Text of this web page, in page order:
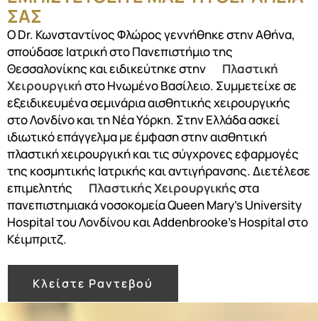
ΣΑΣ
Ο Dr. Κωνσταντίνος Φλώρος γεννήθηκε στην Αθήνα,
σπούδασε Ιατρική στο Πανεπιστήμιο της
Θεσσαλονίκης και ειδικεύτηκε στην
Πλαστική
Χειρουργικήστο Ηνωμένο Βασίλειο. Συμμετείχε σε
εξειδικευμένα σεμινάρια αισθητικής χειρουργικής
στο Λονδίνο και τη Νέα Υόρκη. Στην Ελλάδα ασκεί
ιδιωτικό επάγγελμα με έμφαση στην αισθητική
πλαστική χειρουργική και τις σύγχρονες εφαρμογές
της κοσμητικής Ιατρικής και αντιγήρανσης. Διετέλεσε
επιμελητής
Πλαστικής Χειρουργικήςστα
πανεπιστημιακά νοσοκομεία Queen Mary’s University
Hospital του Λονδίνου και Addenbrooke’s Hospital στο
Κέιμπριτζ.
Κλείστε Ραντεβού